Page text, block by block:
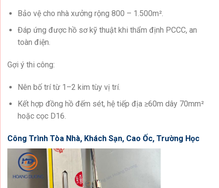
Bảo vệ cho nhà xưởng rộng 800 – 1.500m².
Đáp ứng được hồ sơ kỹ thuật khi thẩm định PCCC, an
toàn điện.
Gợi ý thi công:
Nên bố trí từ 1–2 kim tùy vị trí.
Kết hợp đồng hồ đếm sét, hệ tiếp địa ≥60m dây 70mm²
hoặc cọc D16.
Công Trình Tòa Nhà, Khách Sạn, Cao Ốc, Trường Học